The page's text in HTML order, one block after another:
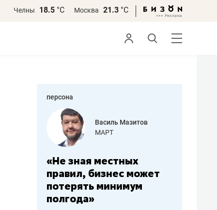
Челны 18.5 °С Москва 21.3 °С
персона
Василь Мазитов
МАРТ
«Не зная местных
правил, бизнес может
потерять минимум
полгода»